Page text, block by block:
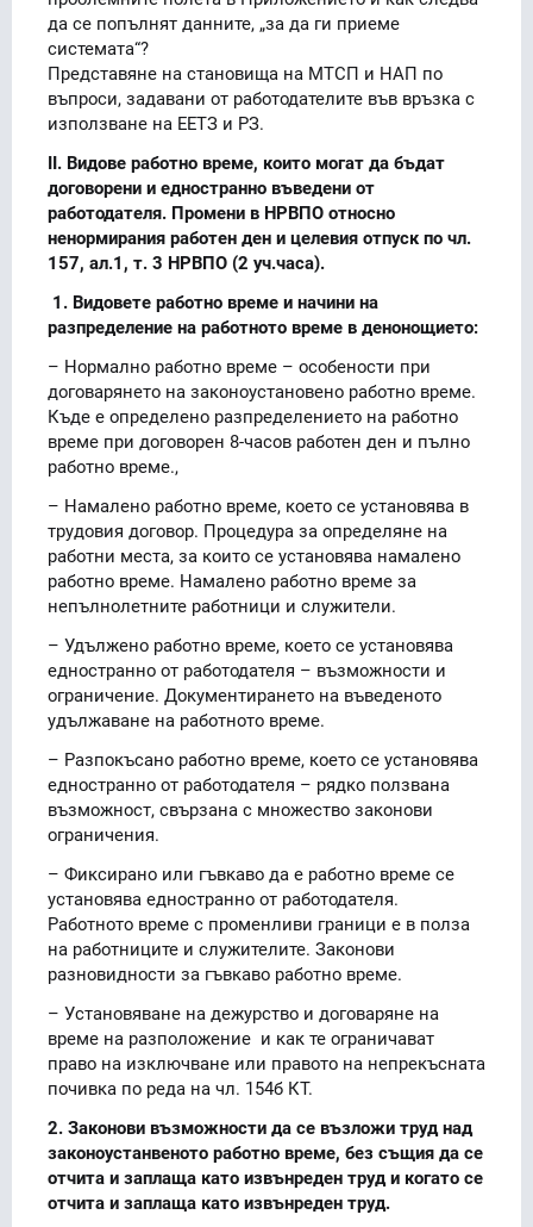
да се попълнят данните, „за да ги приеме
системата“?
Представяне на становища на МТСП и НАП по
въпроси, задавани от работодателите във връзка с
използване на ЕЕТЗ и РЗ.
II. Видове работно време, които могат да бъдат
договорени и едностранно въведени от
работодателя. Промени в НРВПО относно
ненормирания работен ден и целевия отпуск по чл.
157, ал.1, т. 3 НРВПО (2 уч.часа).
1. Видовете работно време и начини на
разпределение на работното време в денонощието:
– Нормално работно време – особености при
договарянето на законоустановено работно време.
Къде е определено разпределението на работно
време при договорен 8-часов работен ден и пълно
работно време.,
– Намалено работно време, което се установява в
трудовия договор. Процедура за определяне на
работни места, за които се установява намалено
работно време. Намалено работно време за
непълнолетните работници и служители.
– Удължено работно време, което се установява
едностранно от работодателя – възможности и
ограничение. Документирането на въведеното
удължаване на работното време.
– Разпокъсано работно време, което се установява
едностранно от работодателя – рядко ползвана
възможност, свързана с множество законови
ограничения.
– Фиксирано или гъвкаво да е работно време се
установява едностранно от работодателя.
Работното време с променливи граници е в полза
на работниците и служителите. Законови
разновидности за гъвкаво работно време.
– Установяване на дежурство и договаряне на
време на разположение и как те ограничават
право на изключване или правото на непрекъсната
почивка по реда на чл. 154б КТ.
2. Законови възможности да се възложи труд над
законоустанвеното работно време, без същия да се
отчита и заплаща като извънреден труд и когато се
отчита и заплаща като извънреден труд.